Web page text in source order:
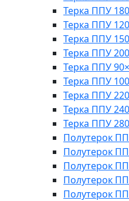
Терка ППУ
Терка ППУ
Терка ППУ
Терка ППУ
Терка ППУ
Терка ППУ
Терка ППУ
Терка ППУ
Терка ППУ
Полутерок
Полутерок
Полутерок
Полутерок
Полутерок